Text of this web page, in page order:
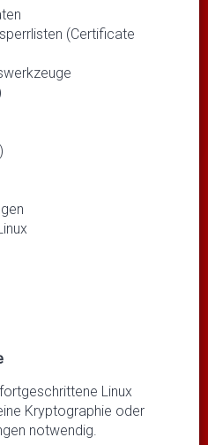
(Certificate
Linux
Kryptographie oder
notwendig.